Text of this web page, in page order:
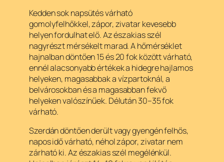
Kedden sok napsütés várható
gomolyfelhőkkel, zápor, zivatar kevesebb
helyen fordulhat elő. Az északias szél
nagyrészt mérsékelt marad. A hőmérséklet
hajnalban döntően 15 és 20 fok között várható,
ennél alacsonyabb értékek a hidegre hajlamos
helyeken, magasabbak a vízpartoknál, a
belvárosokban és a magasabban fekvő
helyeken valószínűek. Délután 30–35 fok
várható.
Szerdán döntően derült vagy gyengén felhős,
napos idő várható, néhol zápor, zivatar nem
zárható ki. Az északias szél megélénkül.